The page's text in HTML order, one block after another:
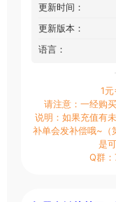
更新时间：
更新版本：
语言：
1
请注意：一经购
说明：如果充值有
补单会发补偿哦~（
是
Q群